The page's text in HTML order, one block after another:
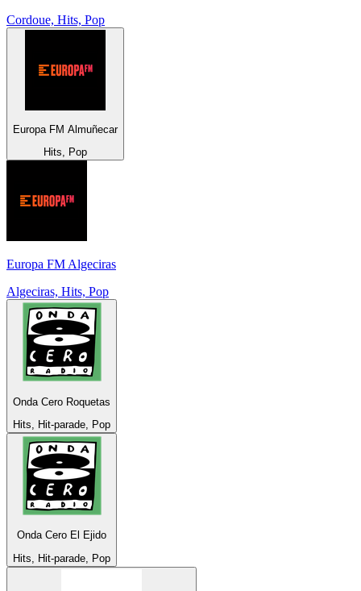
Cordoue, Hits, Pop
Europa FM Almuñecar
Hits, Pop
Europa FM Algeciras
Algeciras, Hits, Pop
Onda Cero Roquetas
Hits, Hit-parade, Pop
Onda Cero El Ejido
Hits, Hit-parade, Pop